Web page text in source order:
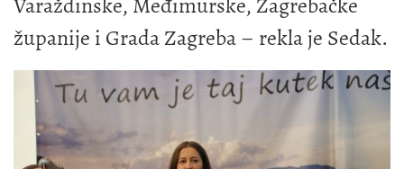
Varaždinske, Međimurske, Zagrebačke
županije i Grada Zagreba – rekla je Sedak.